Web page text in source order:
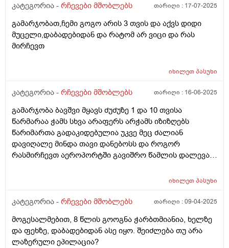
კატეგორია - რჩევები მშობლებს თარიღი : 17-07-2025
გამარჯობათ,ჩემი გოგო არის 3 თვის და აქვს დიდი
მუცელი,დაბადებიდან და რატომ არ ვიცი და რას
მირჩევთ
იხილეთპასუხი
კატეგორია - რჩევები მშობლებს თარიღი : 16-06-2025
გამარჯობა ბავშვი მყავს ძუძუზე 1 და 10 თვისა
წარმარაა ჭამს სხვა არაფერს არჭამს იზიზღებს
წარიმართა გადაკიდებულია უკვე მეც ძალიან
დავიღალე მინდა თავი დანებოსს და როგორ
რასმირჩევთ აეროპორტში გავიშრო წამლის დალევას
იხილეთპასუხი
კატეგორია - რჩევები მშობლებს თარიღი :09-04-2025
მოგესალმებით, 8 წლის გოოგნა ჭარბთმიანია, ხელზე
და ფეხზე, დაბადებიდან ასე იყო. შეიძლება თუ არა
ლაზერული ეპილაცია?